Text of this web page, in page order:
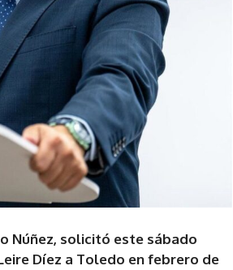
Núñez, solicitó este sábado
Díez a Toledo en febrero de